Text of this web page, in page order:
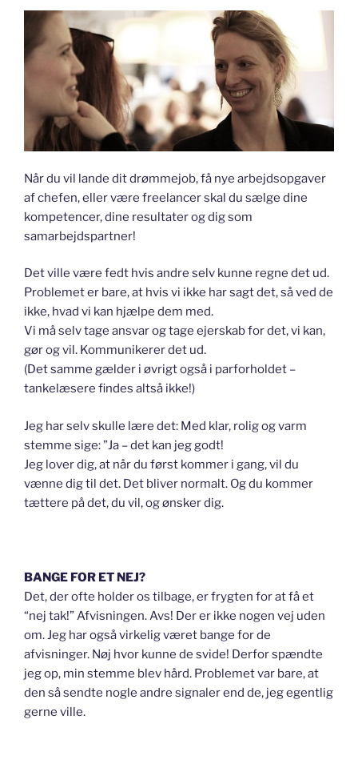
Når du vil lande dit drømmejob, få nye arbejdsopgaver
af chefen, eller være freelancer skal du sælge dine
kompetencer, dine resultater og dig som
samarbejdspartner!
Det ville være fedt hvis andre selv kunne regne det ud.
Problemet er bare, at hvis vi ikke har sagt det, så ved de
ikke, hvad vi kan hjælpe dem med.
Vi må selv tage ansvar og tage ejerskab for det, vi kan,
gør og vil. Kommunikerer det ud.
(Det samme gælder i øvrigt også i parforholdet –
tankelæsere findes altså ikke!)
Jeg har selv skulle lære det: Med klar, rolig og varm
stemme sige: ”Ja – det kan jeg godt!
Jeg lover dig, at når du først kommer i gang, vil du
vænne dig til det. Det bliver normalt. Og du kommer
tættere på det, du vil, og ønsker dig.
BANGE FOR ET NEJ?
Det, der ofte holder os tilbage, er frygten for at få et
“nej tak!” Afvisningen. Avs! Der er ikke nogen vej uden
om. Jeg har også virkelig været bange for de
afvisninger. Nøj hvor kunne de svide! Derfor spændte
jeg op, min stemme blev hård. Problemet var bare, at
den så sendte nogle andre signaler end de, jeg egentlig
gerne ville.